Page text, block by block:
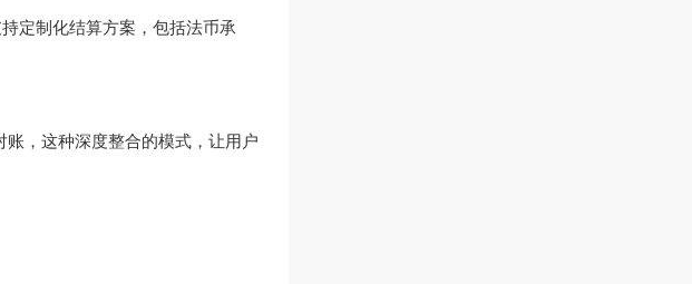
定制化结算方案，包括法币承
，这种深度整合的模式，让用户